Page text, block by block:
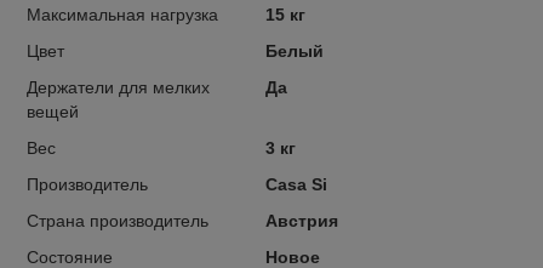
Максимальная нагрузка
15 кг
Цвет
Белый
Держатели для мелких
вещей
Да
Вес
3 кг
Производитель
Casa Si
Страна производитель
Австрия
Состояние
Новое